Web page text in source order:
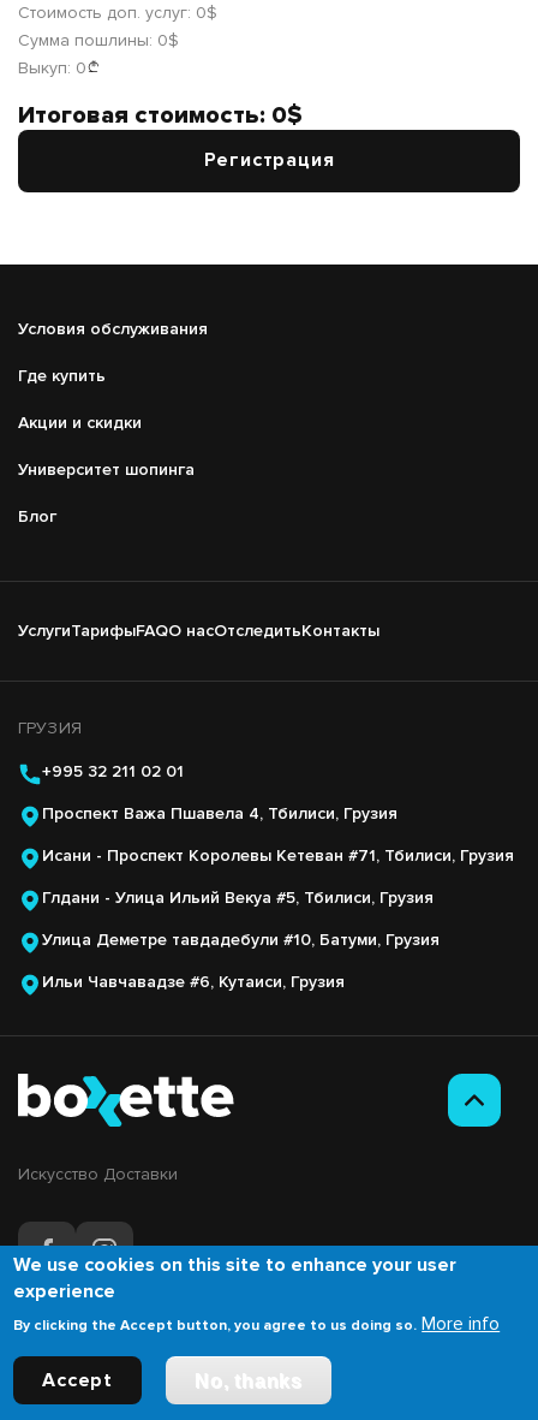
Стоимость доп. услуг: 0$
Сумма пошлины: 0$
Выкуп: 0
Итоговая стоимость: 0$
Регистрация
Искусство Доставки
Подвал
навигация
УслугиТарифыFAQО насОтследитьКонтакты
Подвал
справа
Условия обслуживания
Где купить
Акции и скидки
Университет шопинга
Блог
ГРУЗИЯ
+995 32 211 02 01
Проспект Важа Пшавела 4, Тбилиси, Грузия
Исани - Проспект Королевы Кетеван #71, Тбилиси, Грузия
Глдани - Улица Ильий Векуа #5, Тбилиси, Грузия
Улица Деметре тавдадебули #10, Батуми, Грузия
Ильи Чавчавадзе #6, Кутаиси, Грузия
©Copyright 2026. Boxette. All rights reserved.
We use cookies on this site to enhance your user
experience
By clicking the Accept button, you agree to us doing so. More info
Accept No, thanks